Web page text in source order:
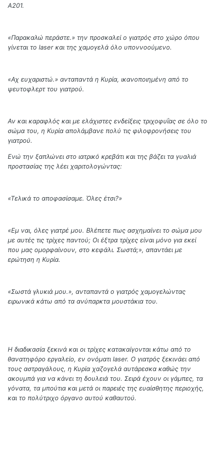
Α201.
«Παρακαλώ περάστε.» την προσκαλεί ο γιατρός στο χώρο όπου
γίνεται το laser και της χαμογελά όλο υποννοούμενο.
«Αχ ευχαριστώ.» ανταπαντά η Κυρία, ικανοποιημένη από το
ψευτοφλερτ του γιατρού.
Αν και καραφλός και με ελάχιστες ενδείξεις τριχοφυΐας σε όλο το
σώμα του, η Κυρία απολάμβανε πολύ τις φιλοφρονήσεις του
γιατρού.
Ενώ την ξαπλώνει στο ιατρικό κρεβάτι και της βάζει τα γυαλιά
προστασίας της λέει χαριτολογώντας:
«Τελικά το αποφασίσαμε. Όλες έτσι?»
«Εμ ναι, όλες γιατρέ μου. Βλέπετε πως ασχημαίνει το σώμα μου
με αυτές τις τρίχες παντού; Οι έξτρα τρίχες είναι μόνο για εκεί
που μας ομορφαίνουν, στο κεφάλι. Σωστά;», απαντάει με
ερώτηση η Κυρία.
«Σωστά γλυκιά μου.», ανταπαντά ο γιατρός χαμογελώντας
ειρωνικά κάτω από τα ανύπαρκτα μουστάκια του.
Η διαδικασία ξεκινά και οι τρίχες κατακαίγονται κάτω από το
θανατηφόρο εργαλείο, εν ονόματι laser. Ο γιατρός ξεκινάει από
τους αστραγάλους, η Κυρία χαζογελά αυτάρεσκα καθώς την
ακουμπά για να κάνει τη δουλειά του. Σειρά έχουν οι γάμπες, τα
γόνατα, τα μπούτια και μετά οι παρειές της ευαίσθητης περιοχής,
και το πολύτριχο όργανο αυτού καθαυτού.